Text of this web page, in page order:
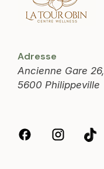
Adresse
Ancienne Gare 26,
5600 Philippeville